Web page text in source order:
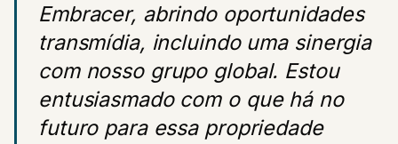
Embracer, abrindo oportunidades
transmídia, incluindo uma sinergia
com nosso grupo global. Estou
entusiasmado com o que há no
futuro para essa propriedade